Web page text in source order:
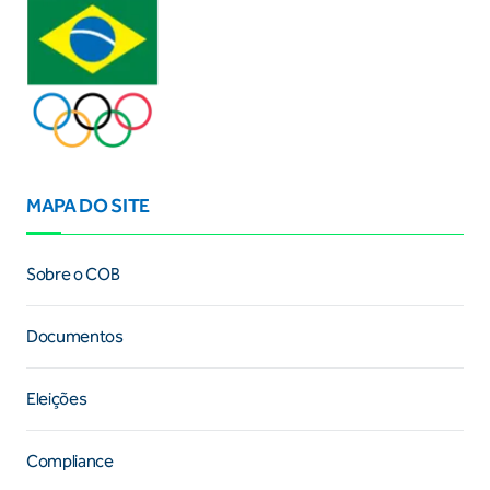
MAPA DO SITE
Sobre o COB
Documentos
Eleições
Compliance